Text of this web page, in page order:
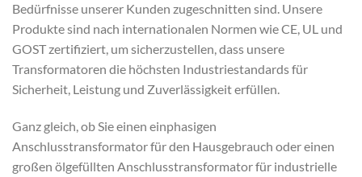
Bedürfnisse unserer Kunden zugeschnitten sind. Unsere
Produkte sind nach internationalen Normen wie CE, UL und
GOST zertifiziert, um sicherzustellen, dass unsere
Transformatoren die höchsten Industriestandards für
Sicherheit, Leistung und Zuverlässigkeit erfüllen.
Ganz gleich, ob Sie einen einphasigen
Anschlusstransformator für den Hausgebrauch oder einen
großen ölgefüllten Anschlusstransformator für industrielle